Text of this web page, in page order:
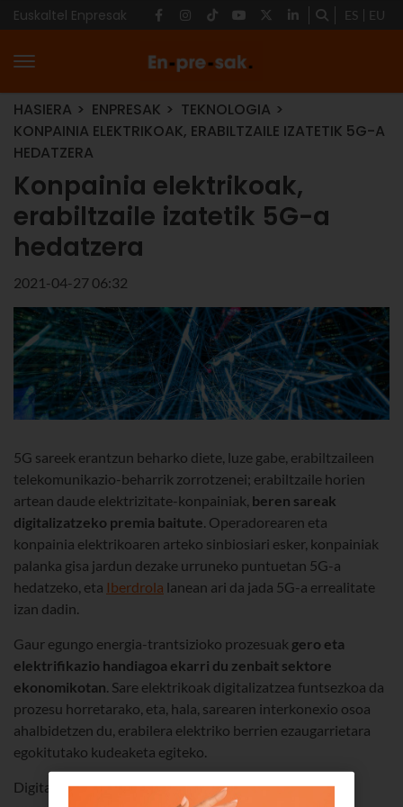
Euskaltel Enpresak ES EU
HASIERA ENPRESAK
TEKNOLOGIA
KONPAINIA ELEKTRIKOAK, ERABILTZAILE IZATETIK 5G-A
HEDATZERA
Konpainia elektrikoak,
erabiltzaile izatetik 5G-a
hedatzera
2021-04-27 06:32
5G sareek erantzun beharko diete, luze gabe, erabiltzaileen
telekomunikazio-beharrik zorrotzenei; erabiltzaile horien
artean daude elektrizitate-konpainiak, beren sareak
digitalizatzeko premia baitute . Operadorearen eta
konpainia elektrikoaren arteko sinbiosiari esker, konpainiak
palanka gisa jardun dezake urruneko puntuetan 5G-a
hedatzeko, eta Iberdrola lanean ari da jada 5G-a errealitate
izan dadin.
Gaur egungo energia-trantsizioko prozesuak gero eta
elektrifikazio handiagoa ekarri du zenbait sektore
ekonomikotan . Sare elektrikoak digitalizatzea funtsezkoa da
prozesu horretarako, eta, hala, sarearen interkonexio osoa
ahalbidetzen du, erabilera elektriko berrien ezaugarrietara
egokitutako kudeaketa egiteko.
Digitalizazioakerabilgarritasun, fidagarritasun eta